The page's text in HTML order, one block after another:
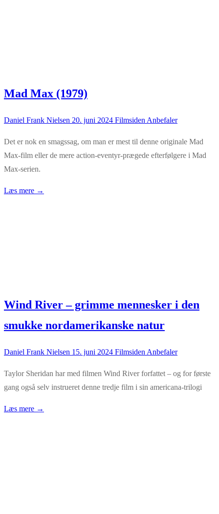
Mad Max (1979)
Daniel Frank Nielsen 20. juni 2024 Filmsiden Anbefaler
Det er nok en smagssag, om man er mest til denne originale Mad
Max-film eller de mere action-eventyr-prægede efterfølgere i Mad
Max-serien.
Læs mere →
Wind River – grimme mennesker i den
smukke nordamerikanske natur
Daniel Frank Nielsen 15. juni 2024 Filmsiden Anbefaler
Taylor Sheridan har med filmen Wind River forfattet – og for første
gang også selv instrueret denne tredje film i sin americana-trilogi
Læs mere →